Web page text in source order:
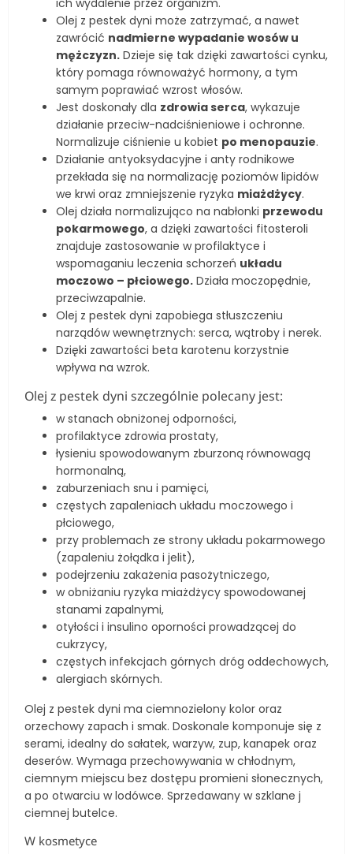
ich wydalenie przez organizm.
Olej z pestek dyni może zatrzymać, a nawet
zawrócić nadmierne wypadanie wosów u
mężczyzn. Dzieje się tak dzięki zawartości cynku,
który pomaga równoważyć hormony, a tym
samym poprawiać wzrost włosów.
Jest doskonały dla zdrowia serca, wykazuje
działanie przeciw-nadciśnieniowe i ochronne.
Normalizuje ciśnienie u kobiet po menopauzie.
Działanie antyoksydacyjne i anty rodnikowe
przekłada się na normalizację poziomów lipidów
we krwi oraz zmniejszenie ryzyka miażdżycy.
Olej działa normalizująco na nabłonki przewodu
pokarmowego, a dzięki zawartości fitosteroli
znajduje zastosowanie w profilaktyce i
wspomaganiu leczenia schorzeń układu
moczowo – płciowego. Działa moczopędnie,
przeciwzapalnie.
Olej z pestek dyni zapobiega stłuszczeniu
narządów wewnętrznych: serca, wątroby i nerek.
Dzięki zawartości beta karotenu korzystnie
wpływa na wzrok.
Olej z pestek dyni szczególnie polecany jest:
w stanach obniżonej odporności,
profilaktyce zdrowia prostaty,
łysieniu spowodowanym zburzoną równowagą
hormonalną,
zaburzeniach snu i pamięci,
częstych zapaleniach układu moczowego i
płciowego,
przy problemach ze strony układu pokarmowego
(zapaleniu żołądka i jelit),
podejrzeniu zakażenia pasożytniczego,
w obniżaniu ryzyka miażdżycy spowodowanej
stanami zapalnymi,
otyłości i insulino oporności prowadzącej do
cukrzycy,
częstych infekcjach górnych dróg oddechowych,
alergiach skórnych.
Olej z pestek dyni ma ciemnozielony kolor oraz
orzechowy zapach i smak. Doskonale komponuje się z
serami, idealny do sałatek, warzyw, zup, kanapek oraz
deserów. Wymaga przechowywania w chłodnym,
ciemnym miejscu bez dostępu promieni słonecznych,
a po otwarciu w lodówce. Sprzedawany w szklane j
ciemnej butelce.
W kosmetyce